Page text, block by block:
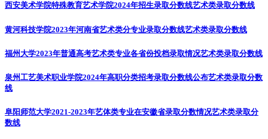
西安美术学院特殊教育艺术学院2024年招生录取分数线艺术类录取分数线
黄河科技学院2023年河南省艺术类分专业录取分数线艺术类录取分数线
福州大学2023年普通高考艺术类专业各省份投档录取情况艺术类录取分数线
泉州工艺美术职业学院2024年高职分类招考录取分数线公布艺术类录取分数
线
阜阳师范大学2021-2023年艺体类专业在安徽省录取分数情况艺术类录取分
数线